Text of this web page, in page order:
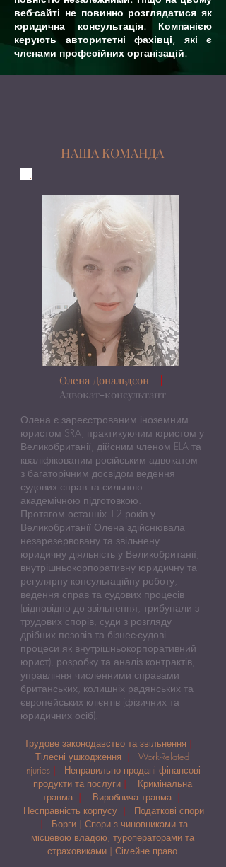
веб-сайті не повинно розглядатися як
юридична консультація. Компанією
керують авторитетні фахівці, які є
членами професійних організацій.
НАША КОМАНДА
Олена Дональдсон
Адвокат-консультант
Олена є зареєстрованим іноземним
юристом SRA, практикуючим юристом у
Великобританії, дійсним членом ELA та
кваліфікованим російським адвокатом
з багаторічним досвідом ведення
судових справ та сильною
академічною підготовкою.
Протягом останніх 12 років у
Великобританії Олена здійснювала
незарезервовану та звільнену
юридичну діяльність у Великобританії,
внутрішньокорпоративну юридичну та
регулярну консультаційну роботу,
ведення справ та судових процесів
(відповідно до звільнення, трибунали з
трудових спорів, суди з розгляду
дрібних позовів та бізнес-судові
процеси як внутрішньокорпоративний
юрист), розробку та аналіз контрактів,
управління численними справами
британських, колишніх радянських та
європейських клієнтів (фізичних та
юридичних осіб).
Трудове законодавство та звільнення |
Тілесні ушкодження | Work-Related
Injuries | Неправильно продані фінансові
продукти та послуги | Кримінальна
травма | Виробнича травма |
Несправність корпусу | Податкові спори
| Борги | Спори з чиновниками та
місцевою владою, туроператорами та
страховиками | Сімейне право